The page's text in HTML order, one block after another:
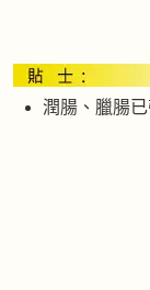
潤腸、臘腸